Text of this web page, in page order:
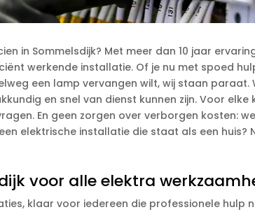
in Sommelsdijk? Met meer dan 10 jaar
werkende installatie. Of je nu met spoed
een lamp vervangen wilt, wij staan
en snel van dienst kunnen zijn. Voor
En geen zorgen over verborgen kosten:
elektrische installatie die staat als een huis?
voor alle elektra
klaar voor iedereen die professionele hulp